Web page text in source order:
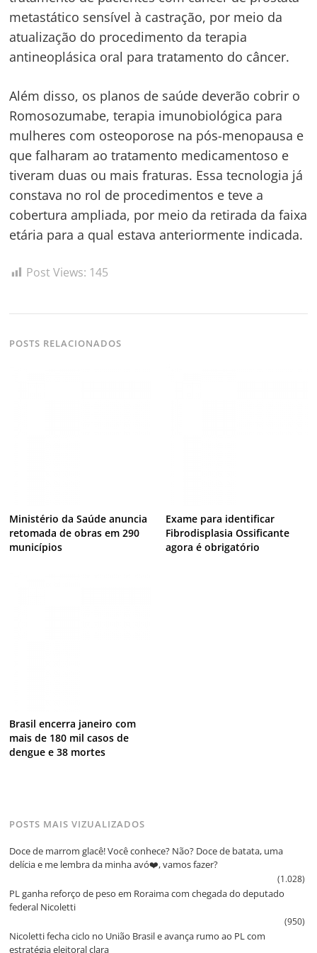
metastático sensível à castração, por meio da
atualização do procedimento da terapia
antineoplásica oral para tratamento do câncer.
Além disso, os planos de saúde deverão cobrir o
Romosozumabe, terapia imunobiológica para
mulheres com osteoporose na pós-menopausa e
que falharam ao tratamento medicamentoso e
tiveram duas ou mais fraturas. Essa tecnologia já
constava no rol de procedimentos e teve a
cobertura ampliada, por meio da retirada da faixa
etária para a qual estava anteriormente indicada.
Post Views: 145
POSTS RELACIONADOS
Ministério da Saúde anuncia
retomada de obras em 290
municípios
Exame para identificar
Fibrodisplasia Ossificante
agora é obrigatório
Brasil encerra janeiro com
mais de 180 mil casos de
dengue e 38 mortes
Navegação
de
POSTS MAIS VIZUALIZADOS
Doce de marrom glacê! Você conhece? Não? Doce de batata, uma
delícia e me lembra da minha avó❤️, vamos fazer?
(1.028)
PL ganha reforço de peso em Roraima com chegada do deputado
federal Nicoletti
(950)
Nicoletti fecha ciclo no União Brasil e avança rumo ao PL com
estratégia eleitoral clara